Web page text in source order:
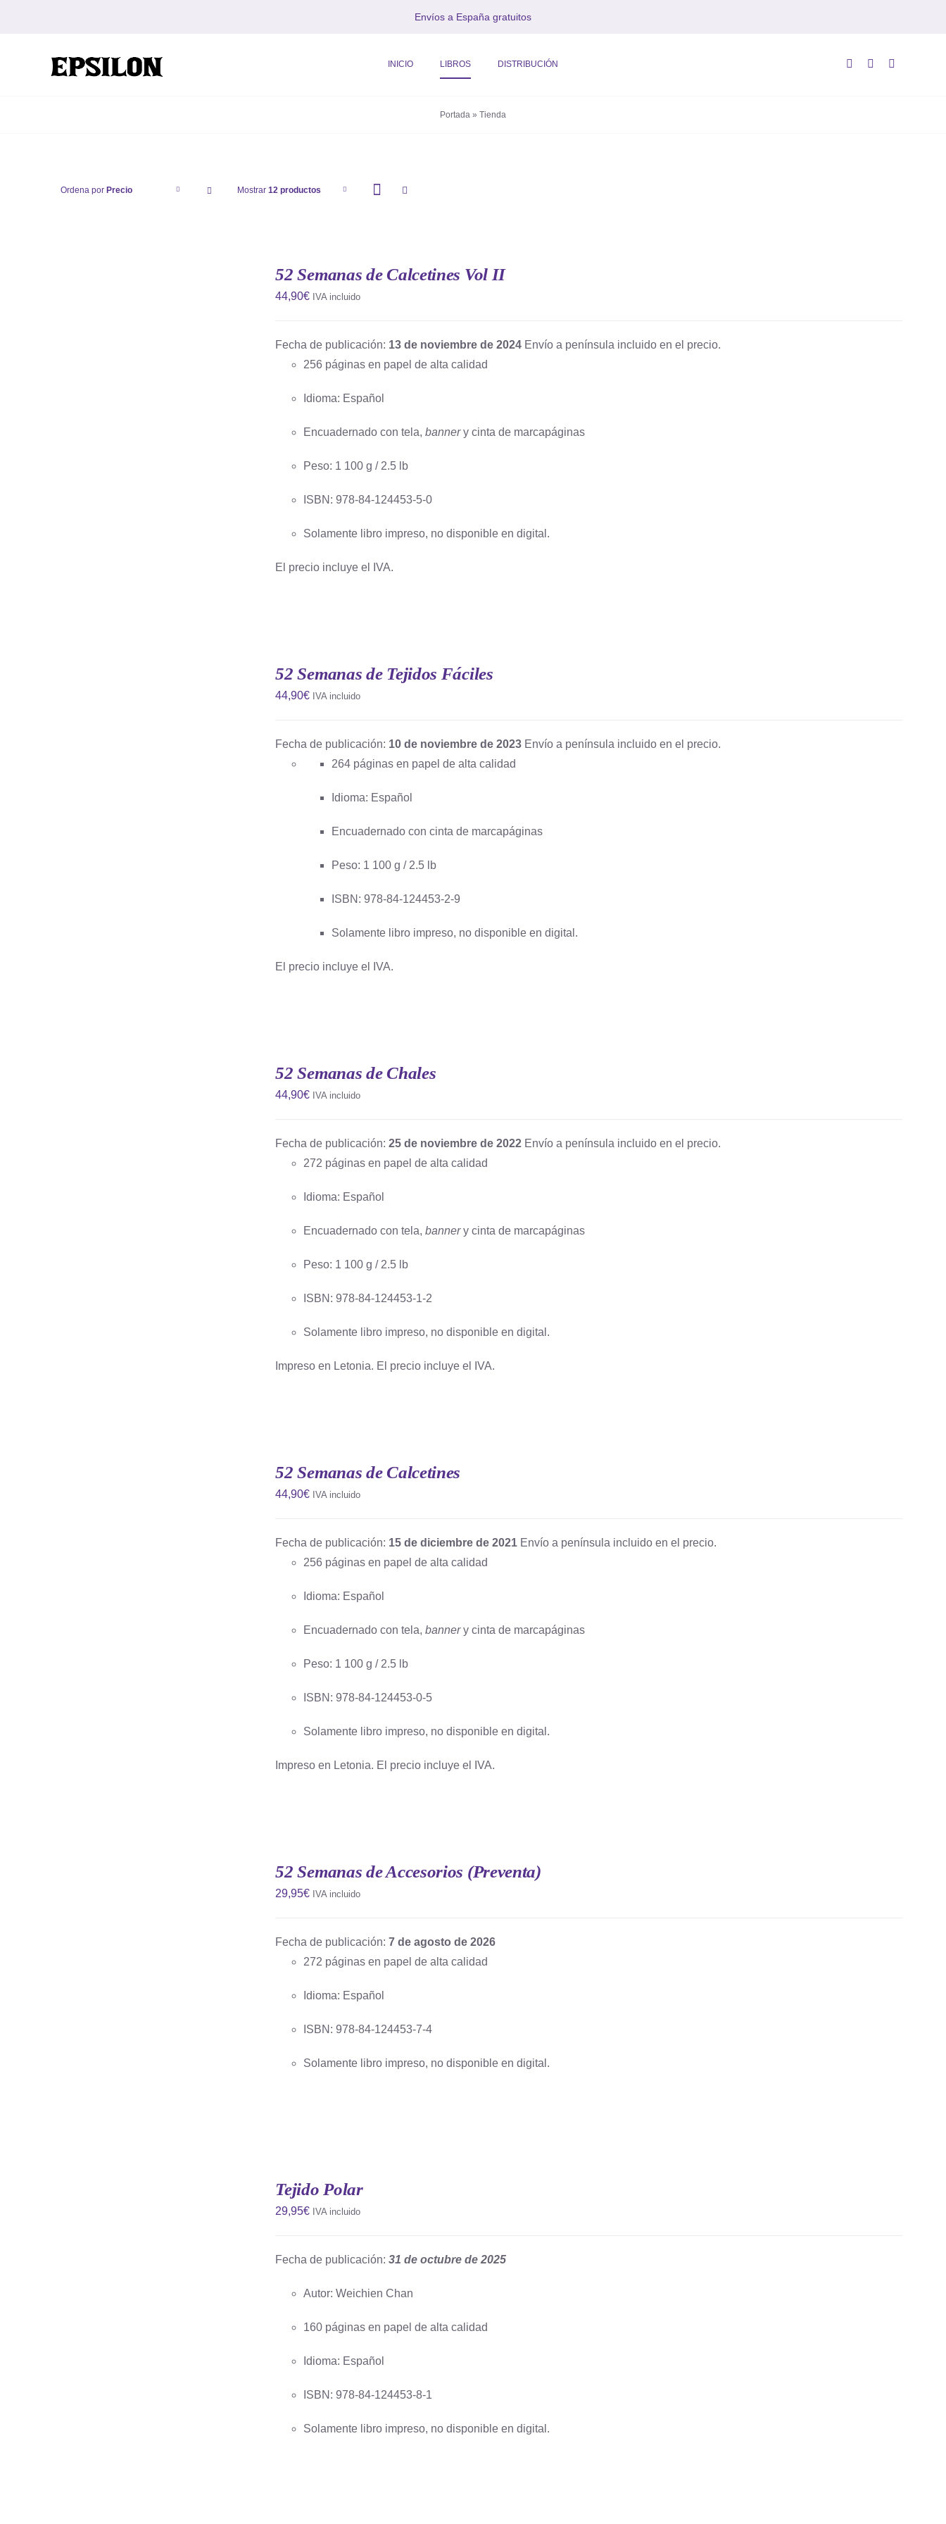
Envíos a España gratuitos
INICIO LIBROS DISTRIBUCIÓN
Portada » Tienda
Ordena por Precio Mostrar 12 productos
52 Semanas de Calcetines Vol II
44,90€ IVA incluido
Fecha de publicación: 13 de noviembre de 2024 Envío a península incluido en el precio.
256 páginas en papel de alta calidad
Idioma: Español
Encuadernado con tela,bannery cinta de marcapáginas
Peso: 1 100 g / 2.5 lb
ISBN: 978-84-124453-5-0
Solamente libro impreso, no disponible en digital.
El precio incluye el IVA.
52 Semanas de Tejidos Fáciles
44,90€ IVA incluido
Fecha de publicación: 10 de noviembre de 2023 Envío a península incluido en el precio.
264 páginas en papel de alta calidad
Idioma: Español
Encuadernado con cinta de marcapáginas
Peso: 1 100 g / 2.5 lb
ISBN: 978-84-124453-2-9
Solamente libro impreso, no disponible en digital.
El precio incluye el IVA.
52 Semanas de Chales
44,90€ IVA incluido
Fecha de publicación:25 de noviembre de 2022 Envío a península incluido en el precio.
272 páginas en papel de alta calidad
Idioma: Español
Encuadernado con tela,bannery cinta de marcapáginas
Peso: 1 100 g / 2.5 lb
ISBN: 978-84-124453-1-2
Solamente libro impreso, no disponible en digital.
Impreso en Letonia. El precio incluye el IVA.
52 Semanas de Calcetines
44,90€ IVA incluido
Fecha de publicación: 15 de diciembre de 2021 Envío a península incluido en el precio.
256 páginas en papel de alta calidad
Idioma: Español
Encuadernado con tela,bannery cinta de marcapáginas
Peso: 1 100 g / 2.5 lb
ISBN: 978-84-124453-0-5
Solamente libro impreso, no disponible en digital.
Impreso en Letonia. El precio incluye el IVA.
52 Semanas de Accesorios (Preventa)
29,95€ IVA incluido
Fecha de publicación:7 de agosto de 2026
272 páginas en papel de alta calidad
Idioma: Español
ISBN: 978-84-124453-7-4
Solamente libro impreso, no disponible en digital.
Tejido Polar
29,95€ IVA incluido
Fecha de publicación:31 de octubre de 2025
Autor: Weichien Chan
160 páginas en papel de alta calidad
Idioma: Español
ISBN: 978-84-124453-8-1
Solamente libro impreso, no disponible en digital.